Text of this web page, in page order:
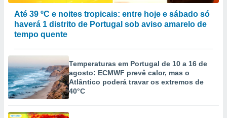
criar
medir
da
medir o
Até 39 ºC e noites tropicais: entre hoje e sábado só
haverá 1 distrito de Portugal sob aviso amarelo de
tempo quente
Temperaturas em Portugal de 10 a 16 de
agosto: ECMWF prevê calor, mas o
Atlântico poderá travar os extremos de
40°C